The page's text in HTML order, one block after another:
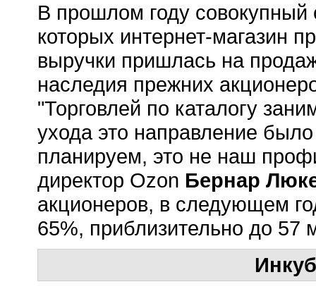
В прошлом году совокупный
которых интернет-магазин
выручки пришлась на
наследия прежних
"Торговлей по каталогу
ухода это направление
планируем, это не наш
директор Ozon Бернар
акционеров, в следующем
65%, приблизительно до 57